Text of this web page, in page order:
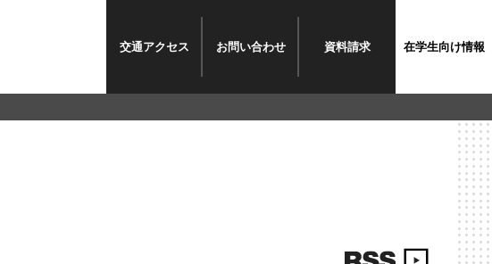
交通アクセス お問い合わせ 資料請求 在学生向け情報